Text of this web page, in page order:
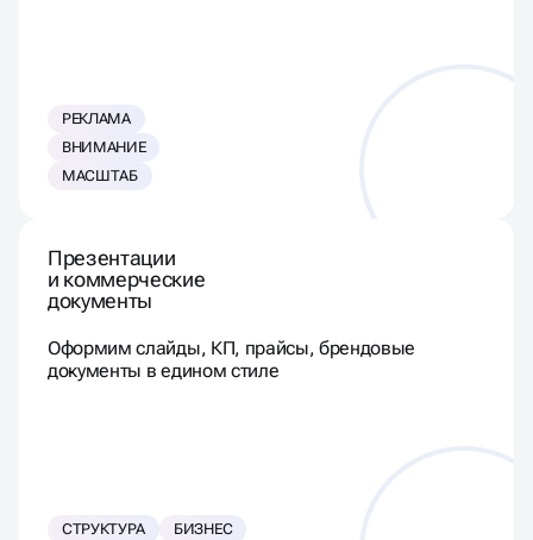
РЕКЛАМА
ВНИМАНИЕ
МАСШТАБ
Презентации
и коммерческие
документы
Оформим слайды, КП, прайсы, брендовые
документы в едином стиле
СТРУКТУРА
БИЗНЕС